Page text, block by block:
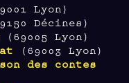
Lyon)
Décines)
(69005 Lyon)
(69003 Lyon)
des contes